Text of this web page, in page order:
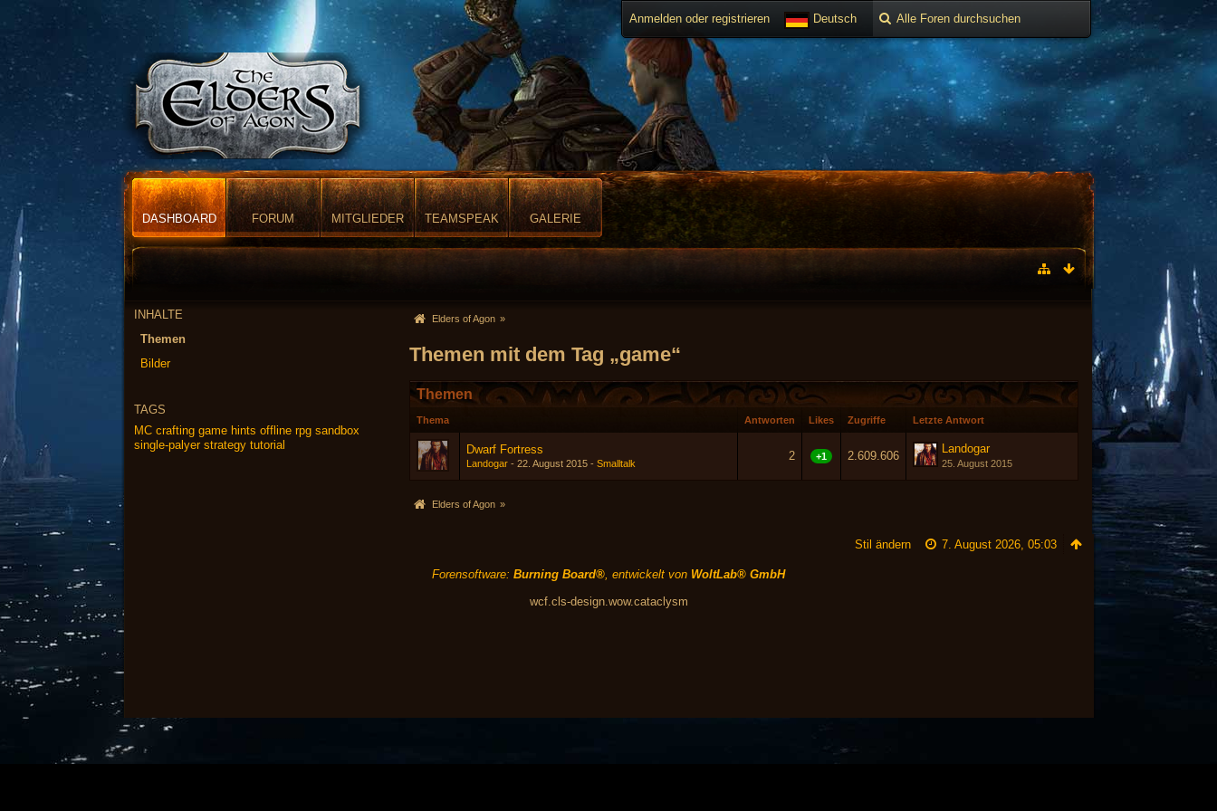
Anmelden oder registrieren Deutsch
DASHBOARD FORUM MITGLIEDER TEAMSPEAK GALERIE
INHALTE
Themen
Bilder
TAGS
MC crafting game hints offline rpg sandbox
single-palyer strategy tutorial
Elders of Agon »
Themen mit dem Tag „game“
Themen
Thema Antworten Likes Zugriffe Letzte Antwort
Dwarf Fortress
Landogar -22. August 2015 -Smalltalk
2 +1 2.609.606
Landogar
25. August 2015
Elders of Agon »
7. August 2026, 05:03
Stil ändern
Forensoftware: Burning Board®, entwickelt von WoltLab® GmbH
wcf.cls-design.wow.cataclysm